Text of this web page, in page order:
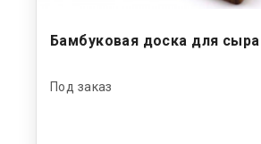
Бамбуковая доска для сыра
Под заказ